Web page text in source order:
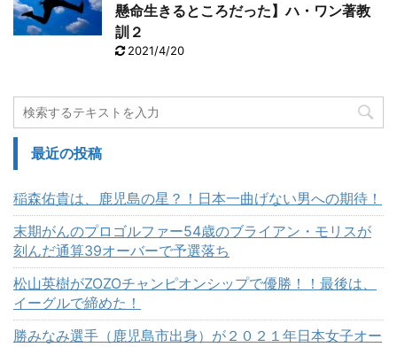
懸命生きるところだった】ハ・ワン著教
訓２
2021/4/20
最近の投稿
稲森佑貴は、鹿児島の星？！日本一曲げない男への期待！
末期がんのプロゴルファー54歳のブライアン・モリスが
刻んだ通算39オーバーで予選落ち
松山英樹がZOZOチャンピオンシップで優勝！！最後は、
イーグルで締めた！
勝みなみ選手（鹿児島市出身）が２０２１年日本女子オー